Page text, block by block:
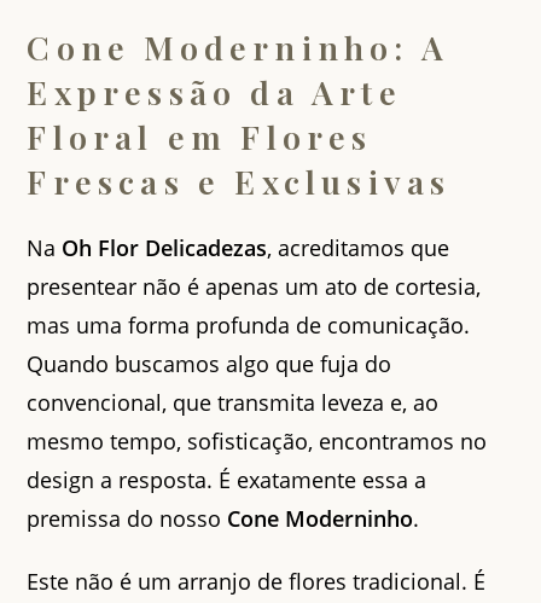
Cone Moderninho: A
Expressão da Arte
Floral em Flores
Frescas e Exclusivas
Na Oh Flor Delicadezas, acreditamos que
presentear não é apenas um ato de cortesia,
mas uma forma profunda de comunicação.
Quando buscamos algo que fuja do
convencional, que transmita leveza e, ao
mesmo tempo, sofisticação, encontramos no
design a resposta. É exatamente essa a
premissa do nosso Cone Moderninho.
Este não é um arranjo de flores tradicional. É